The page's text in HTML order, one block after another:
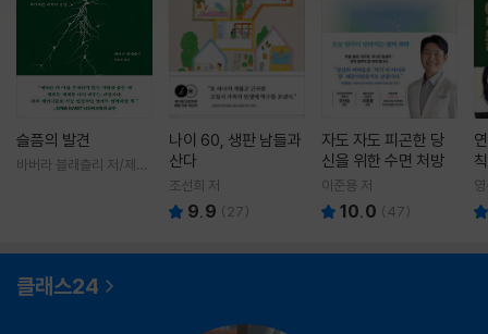
슬픔의 발견
바버라 블래츨리 저/제효
나이 60, 생판 남들과
산다
조선희 저
9.9 ( 27)
자도 자도 피곤한 당
신을 위한 수면 처방
이준용 저
10.0 (47)
칙
클래스24